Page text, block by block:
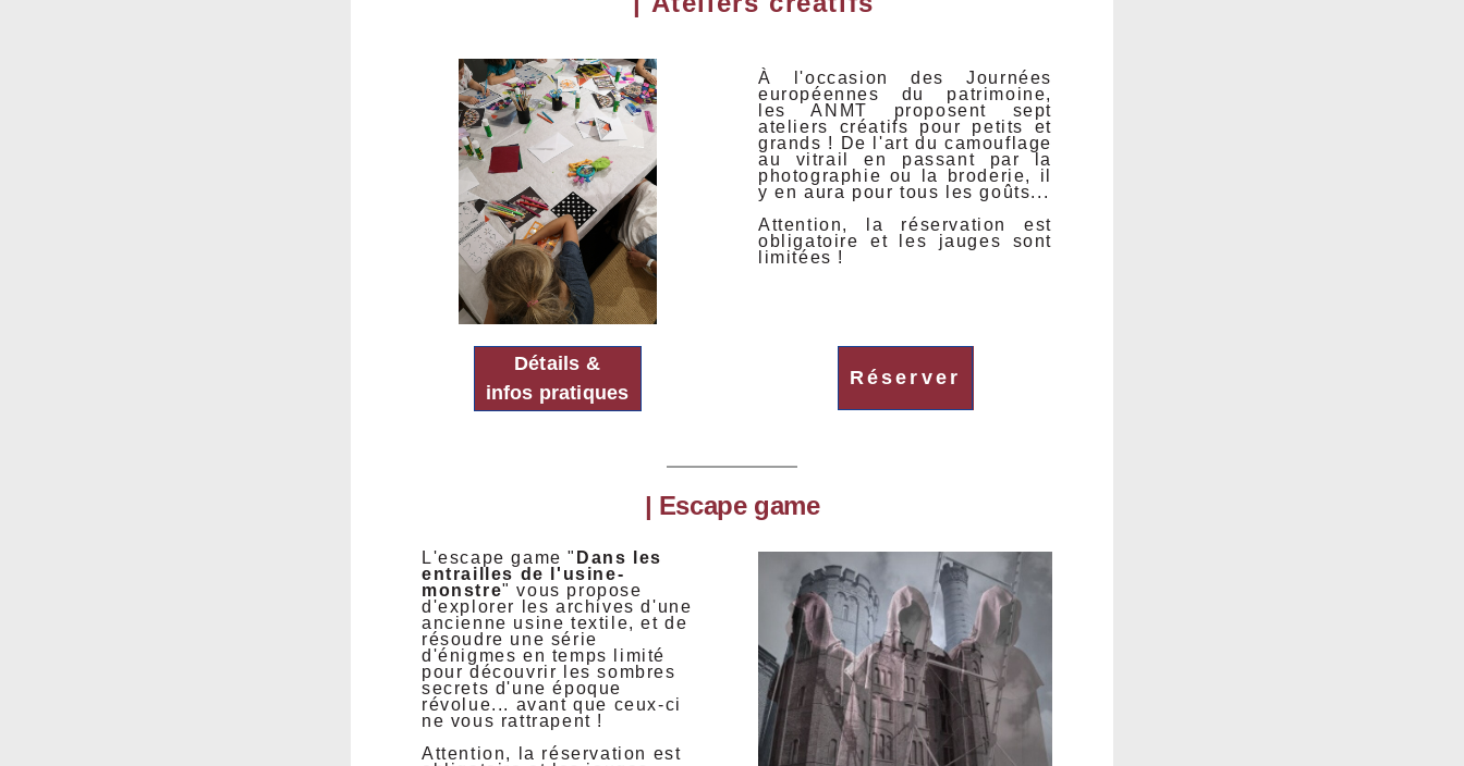
À l'occasion des Journées
européennes du patrimoine,
les ANMT proposent sept
ateliers créatifs pour petits et
grands ! De l'art du camouflage
au vitrail en passant par la
photographie ou la broderie, il
y en aura pour tous les goûts...
Attention, la réservation est
obligatoire et les jauges sont
limitées !
Détails &
infos pratiques
Réserver
| Escape game
L'escape game " Dans les
entrailles de l'usine-
monstre" vous propose
d'explorer les archives d'une
ancienne usine textile, et de
résoudre une série
d'énigmes en temps limité
pour découvrir les sombres
secrets d'une époque
révolue... avant que ceux-ci
ne vous rattrapent !
Attention, la réservation est